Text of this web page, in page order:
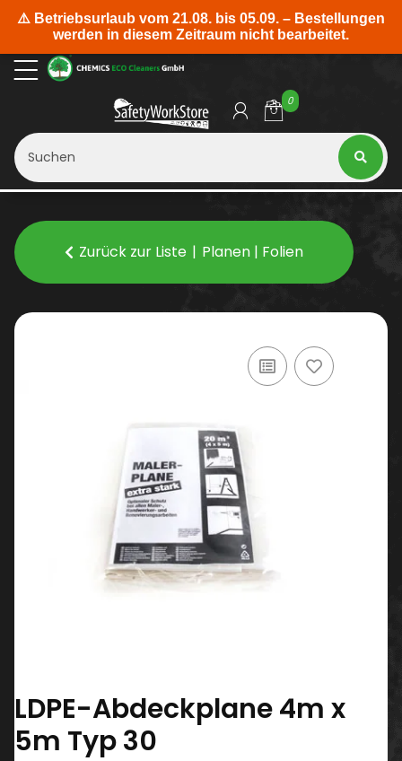
0
Zurück zur Liste Planen | Folien
LDPE-Abdeckplane 4m x
5m Typ 30